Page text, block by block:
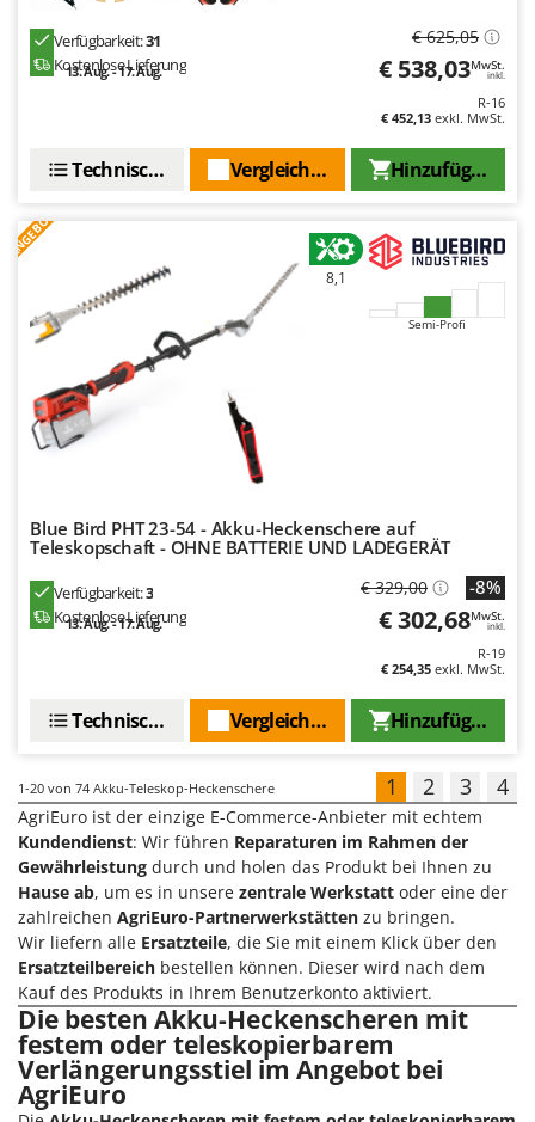
Verfügbarkeit:31
Kostenlose Lieferung
13. Aug. - 17. Aug.
€ 625,05
€ 538,03MwSt.
inkl.
R-16
€ 452,13 exkl. MwSt.
Hinzufügen
Vergleichen Sie
Technische Daten
ANGEBOT
8,1
Semi-Profi
Blue Bird PHT 23-54 - Akku-Heckenschere auf
Teleskopschaft - OHNE BATTERIE UND LADEGERÄT
Verfügbarkeit:3
Kostenlose Lieferung
13. Aug. - 17. Aug.
€ 329,00 -8%
€ 302,68MwSt.
inkl.
R-19
€ 254,35 exkl. MwSt.
Hinzufügen
Vergleichen Sie
Technische Daten
1-20 von 74 Akku-Teleskop-Heckenschere 1 2 3 4
AgriEuro ist der einzige E-Commerce-Anbieter mit echtem
Kundendienst: Wir führen Reparaturen im Rahmen der
Gewährleistung durch und holen das Produkt bei Ihnen zu
Hause ab, um es in unsere zentrale Werkstatt oder eine der
zahlreichen AgriEuro-Partnerwerkstätten zu bringen.
Wir liefern alle Ersatzteile, die Sie mit einem Klick über den
Ersatzteilbereich bestellen können. Dieser wird nach dem
Kauf des Produkts in Ihrem Benutzerkonto aktiviert.
Die besten Akku-Heckenscheren mit
festem oder teleskopierbarem
Verlängerungsstiel im Angebot bei
AgriEuro